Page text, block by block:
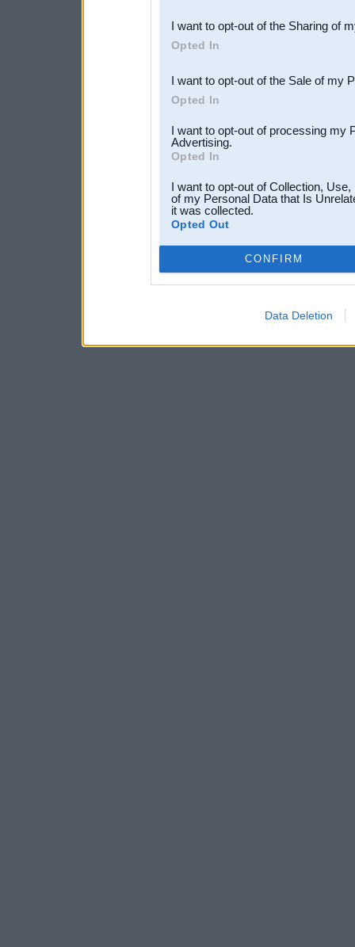
Downstream Participants
third parties.
I want to opt-out of the Sharing of
Opted In
I want to opt-out of the Sale of my
Opted In
I want to opt-out of processing my
Advertising.
Opted In
I want to opt-out of Collection,
of my Personal Data that Is
it was collected.
Opted Out
CONFIRM
Data Deletion